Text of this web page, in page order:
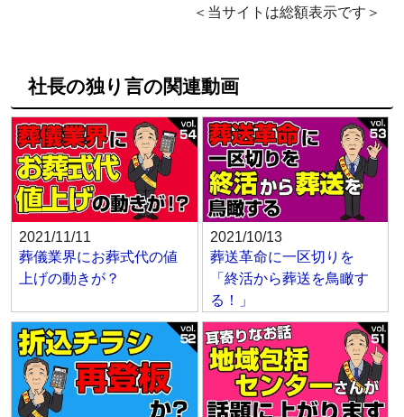
＜当サイトは総額表示です＞
社長の独り言の関連動画
2021/11/11
葬儀業界にお葬式代の値
上げの動きが？
2021/10/13
葬送革命に一区切りを
「終活から葬送を鳥瞰す
る！」